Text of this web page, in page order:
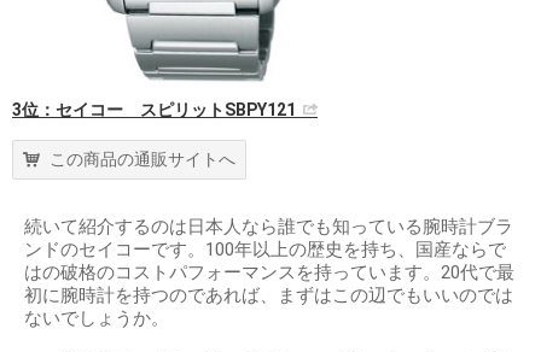
3位：セイコー スピリットSBPY121
この商品の通販サイトへ
続いて紹介するのは日本人なら誰でも知っている腕時計ブラ
ンドのセイコーです。100年以上の歴史を持ち、国産ならで
はの破格のコストパフォーマンスを持っています。20代で最
初に腕時計を持つのであれば、まずはこの辺でもいいのでは
ないでしょうか。